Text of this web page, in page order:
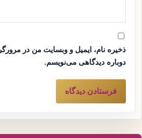
ذخیره نام، ایمیل و وبسایت من در
دوباره دیدگاهی می‌نویسم.